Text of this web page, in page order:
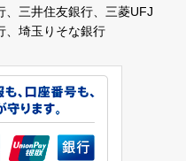
三井住友銀行、三菱UFJ
、埼玉りそな銀行